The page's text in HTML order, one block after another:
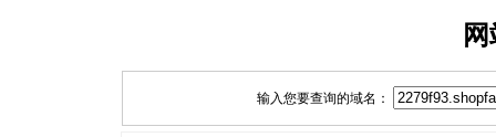
输入您要查询的域名：